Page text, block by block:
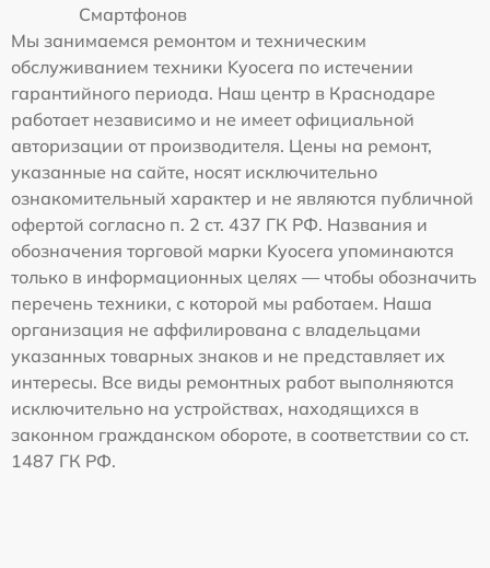
Смартфонов
Мы занимаемся ремонтом и техническим
обслуживанием техники Kyocera по истечении
гарантийного периода. Наш центр в Краснодаре
работает независимо и не имеет официальной
авторизации от производителя. Цены на ремонт,
указанные на сайте, носят исключительно
ознакомительный характер и не являются публичной
офертой согласно п. 2 ст. 437 ГК РФ. Названия и
обозначения торговой марки Kyocera упоминаются
только в информационных целях — чтобы обозначить
перечень техники, с которой мы работаем. Наша
организация не аффилирована с владельцами
указанных товарных знаков и не представляет их
интересы. Все виды ремонтных работ выполняются
исключительно на устройствах, находящихся в
законном гражданском обороте, в соответствии со ст.
1487 ГК РФ.